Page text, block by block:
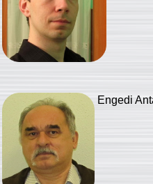
Engedi